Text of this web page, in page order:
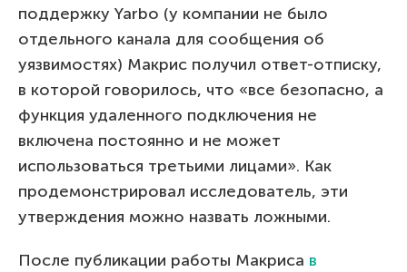
поддержку Yarbo (у компании не было
отдельного канала для сообщения об
уязвимостях) Макрис получил ответ-отписку,
в которой говорилось, что «все безопасно, а
функция удаленного подключения не
включена постоянно и не может
использоваться третьими лицами». Как
продемонстрировал исследователь, эти
утверждения можно назвать ложными.
После публикации работы Макриса в